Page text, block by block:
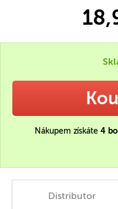
Nákupem získáte 4
Distributor